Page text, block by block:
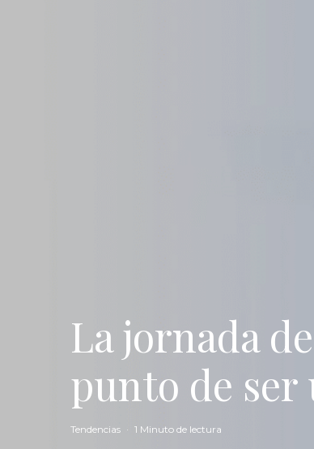
La jornada
punto de ser
Tendencias · 1 Minuto de lectura